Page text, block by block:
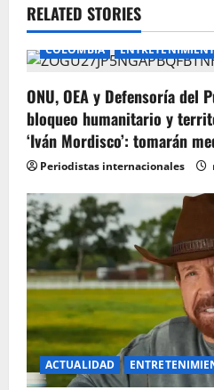
v
i
g
a
t
i
o
n
RELATED STORIES
COLOMBIA
ONU, OEA y Defensoría del
bloqueo humanitario y
‘Iván Mordisco’: tomarán
Periodistas internacionales
ACTUALIDAD